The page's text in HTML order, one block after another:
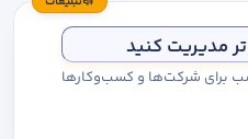
مدیریت کنید
برای شرکت‌ها و کسب‌وکارها